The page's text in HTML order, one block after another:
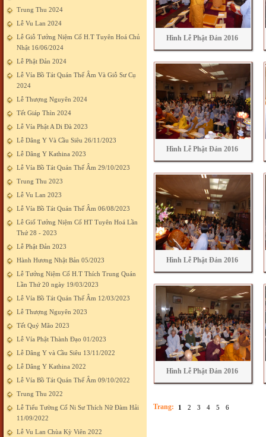
Trung Thu 2024
Lễ Vu Lan 2024
Lễ Giỗ Tưởng Niệm Cố H.T Tuyên Hoá Chủ
Nhật 16/06/2024
Lễ Phật Đản 2024
Lễ Vía Bồ Tát Quán Thế Âm Và Giỗ Sư Cụ
2024
Lễ Thượng Nguyên 2024
Tết Giáp Thìn 2024
Lễ Vía Phật A Di Đà 2023
Lễ Dâng Y Và Cầu Siêu 26/11/2023
Lễ Dâng Y Kathina 2023
Lễ Vía Bồ Tát Quán Thế Âm 29/10/2023
Trung Thu 2023
Lễ Vu Lan 2023
Lễ Vía Bồ Tát Quán Thế Âm 06/08/2023
Lễ Giố Tưởng Niệm Cố HT Tuyên Hoá Lần
Thứ 28 - 2023
Lễ Phật Đản 2023
Hành Hương Nhật Bản 05/2023
Lễ Tưởng Niệm Cố H.T Thích Trung Quán
Lần Thứ 20 ngày 19/03/2023
Lễ Vía Bồ Tát Quán Thế Âm 12/03/2023
Lễ Thượng Nguyên 2023
Tết Quý Mão 2023
Lễ Vía Phật Thành Đạo 01/2023
Lễ Dâng Y và Cầu Siêu 13/11/2022
Lễ Dâng Y Kathina 2022
Lễ Vía Bồ Tát Quán Thế Âm 09/10/2022
Trung Thu 2022
Lễ Tiểu Tường Cố Ni Sư Thích Nữ Đàm Hải
11/09/2022
Lễ Vu Lan Chùa Kỳ Viên 2022
Hình Lễ Phật Đản 2016
Hình Lễ Phật Đản 2016
Hình Lễ Phật Đản 2016
Hình Lễ Phật Đản 2016
Trang: 1 2 3 4 5 6